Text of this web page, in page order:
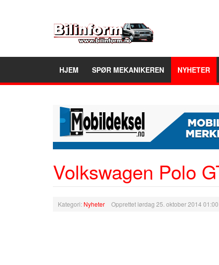
HJEM SPØR MEKANIKEREN NYHETER
Volkswagen Polo
Kategori: Nyheter Opprettet lørdag 25. oktober 2014 01:00